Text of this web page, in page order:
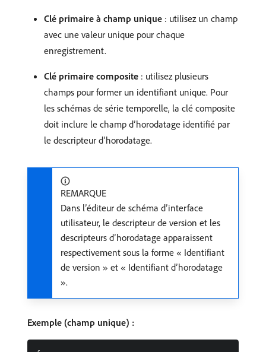
Clé primaire à champ unique : utilisez un champ
avec une valeur unique pour chaque
enregistrement.
Clé primaire composite : utilisez plusieurs
champs pour former un identifiant unique. Pour
les schémas de série temporelle, la clé composite
doit inclure le champ d’horodatage identifié par
le descripteur d’horodatage.
REMARQUE
Dans l’éditeur de schéma d’interface
utilisateur, le descripteur de version et les
descripteurs d’horodatage apparaissent
respectivement sous la forme « Identifiant
de version » et « Identifiant d’horodatage
».
Exemple (champ unique) :